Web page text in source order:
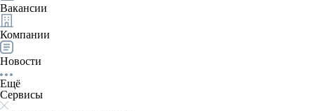
Вакансии
Компании
Новости
Ещё
Сервисы